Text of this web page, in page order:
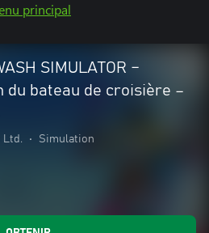
principal
SIMULATOR –
du bateau de croisière –
Ltd. • Simulation